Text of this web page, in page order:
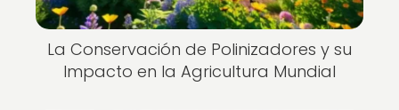
La Conservación de Polinizadores y su
Impacto en la Agricultura Mundial